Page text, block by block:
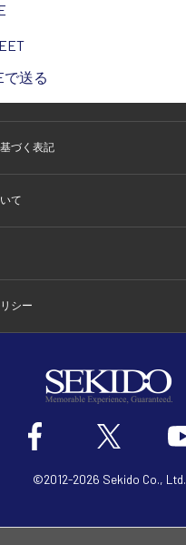
で送る
づく表記
て
シー
©2012-2026 Sekido Co., Ltd.